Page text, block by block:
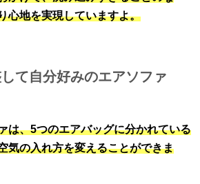
心地を実現していますよ。
て自分好みのエアソファ
は、5つのエアバッグに分かれている
気の入れ方を変えることができま